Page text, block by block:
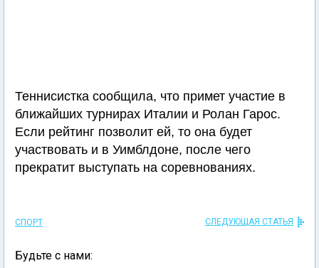
Теннисистка сообщила, что примет участие в
ближайших турнирах Италии и Ролан Гарос.
Если рейтинг позволит ей, то она будет
участвовать и в Уимблдоне, после чего
прекратит выступать на соревнованиях.
СПОРТ СЛЕДУЮЩАЯ СТАТЬЯ
Будьте с нами: